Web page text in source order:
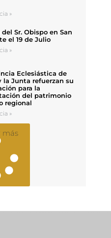
»
Sr. Obispo en San
el 19 de Julio
»
Eclesiástica de
la Junta refuerzan su
para la
del patrimonio
regional
»
más